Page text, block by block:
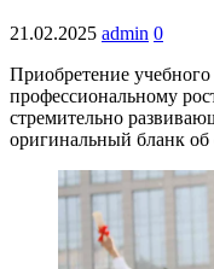
21.02.2025 admin 0
Приобретение
профессиональному
стремительно
оригинальный бланк